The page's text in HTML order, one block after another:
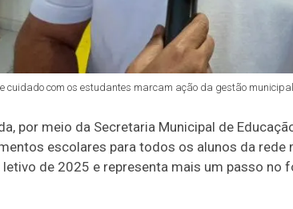
cuidado com os estudantes marcam ação da gestão
por meio da Secretaria Municipal de
escolares para todos os alunos da rede
de 2025 e representa mais um passo no